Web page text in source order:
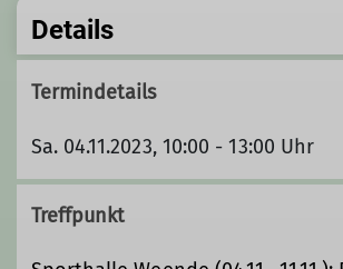
Details
Termindetails
Sa. 04.11.2023, 10:00 - 13:00 Uhr
Treffpunkt